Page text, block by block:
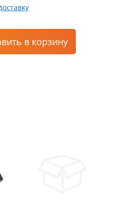
в корзину